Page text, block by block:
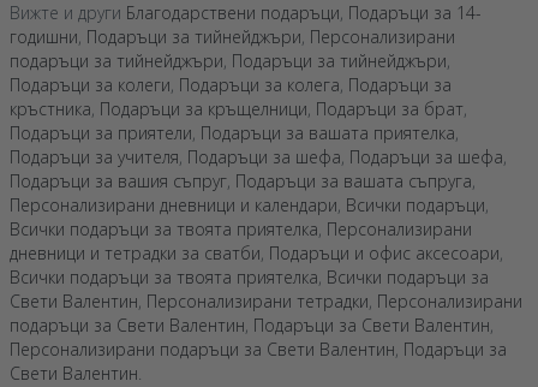
Вижте и други Благодарствени подаръци, Подаръци за 14-
годишни, Подаръци за тийнейджъри, Персонализирани
подаръци за тийнейджъри, Подаръци за тийнейджъри,
Подаръци за колеги, Подаръци за колега, Подаръци за
кръстника, Подаръци за кръщелници, Подаръци за брат,
Подаръци за приятели, Подаръци за вашата приятелка,
Подаръци за учителя, Подаръци за шефа, Подаръци за шефа,
Подаръци за вашия съпруг, Подаръци за вашата съпруга,
Персонализирани дневници и календари, Всички подаръци,
Всички подаръци за твоята приятелка, Персонализирани
дневници и тетрадки за сватби, Подаръци и офис аксесоари,
Всички подаръци за твоята приятелка, Всички подаръци за
Свети Валентин, Персонализирани тетрадки, Персонализирани
подаръци за Свети Валентин, Подаръци за Свети Валентин,
Персонализирани подаръци за Свети Валентин, Подаръци за
Свети Валентин.